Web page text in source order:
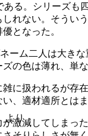
より
る。シリーズ
れない。そう
となった。
ム二人は大き
の色は薄れ、単
に扱われるが
、適材適所とはま
激減してしま